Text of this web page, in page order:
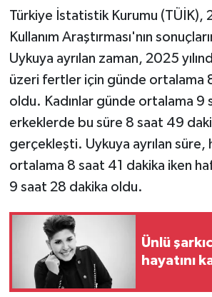
Türkiye İstatistik Kurumu (TÜİK),
Kullanım Araştırması'nın
Uykuya ayrılan zaman, 2025
üzeri fertler için günde ortalama
oldu. Kadınlar günde ortalama 9
erkeklerde bu süre 8 saat 49
gerçekleşti. Uykuya ayrılan süre,
ortalama 8 saat 41 dakika iken
9 saat 28 dakika oldu.
Ünlü
hayatını